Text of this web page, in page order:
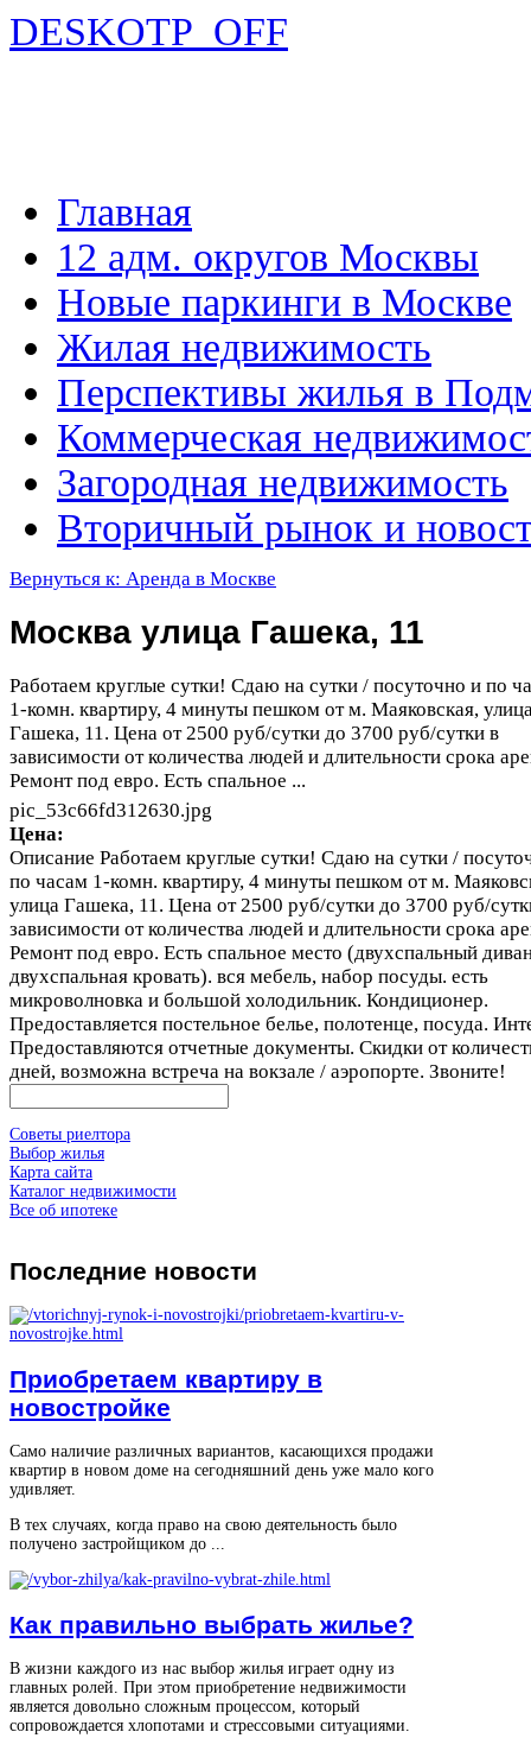
DESKOTP_OFF
Главная
12 адм. округов Москвы
Новые паркинги в Москве
Жилая недвижимость
Перспективы жилья в
Коммерческая
Загородная недвижимость
Вторичный рынок и
Вернуться к: Аренда в Москве
Москва улица Гашека, 11
Работаем круглые сутки! Сдаю на сутки / посуточно и по
1-комн. квартиру, 4 минуты пешком от м. Маяковская,
Гашека, 11. Цена от 2500 руб/сутки до 3700 руб/сутки в
зависимости от количества людей и длительности срока
Ремонт под евро. Есть спальное ...
pic_53c66fd312630.jpg
Цена:
Описание Работаем круглые сутки! Сдаю на сутки /
по часам 1-комн. квартиру, 4 минуты пешком от м.
улица Гашека, 11. Цена от 2500 руб/сутки до 3700 руб/
зависимости от количества людей и длительности срока
Ремонт под евро. Есть спальное место (двухспальный
двухспальная кровать). вся мебель, набор посуды. есть
микроволновка и большой холодильник. Кондиционер.
Предоставляется постельное белье, полотенце, посуда.
Предоставляются отчетные документы. Скидки от
дней, возможна встреча на вокзале / аэропорте. Звоните!
Советы риелтора
Выбор жилья
Карта сайта
Каталог недвижимости
Все об ипотеке
Последние новости
Приобретаем квартиру в
новостройке
Само наличие различных вариантов, касающихся продажи
квартир в новом доме на сегодняшний день уже мало кого
удивляет.
В тех случаях, когда право на свою деятельность было
получено застройщиком до ...
Как правильно выбрать жилье?
В жизни каждого из нас выбор жилья играет одну из
главных ролей. При этом приобретение недвижимости
является довольно сложным процессом, который
сопровождается хлопотами и стрессовыми ситуациями.